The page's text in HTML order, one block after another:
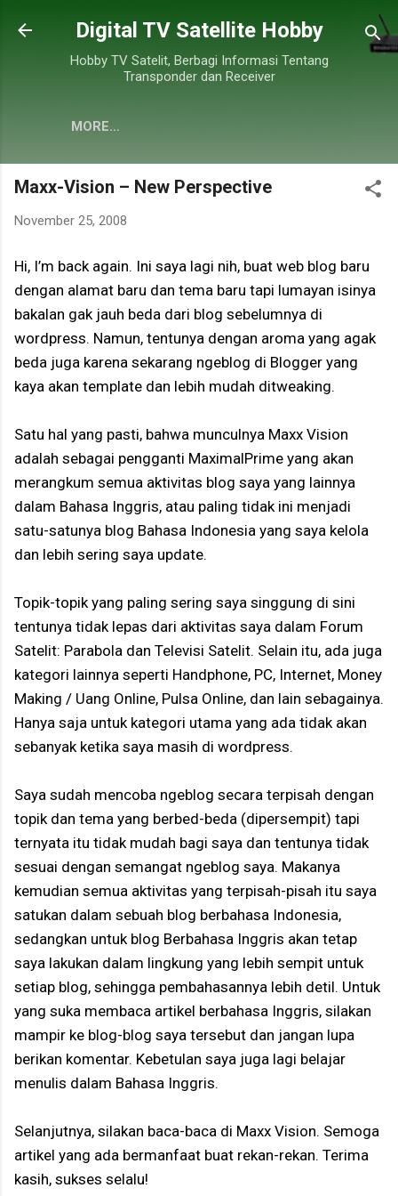
Skip to main content
Digital TV Satellite Hobby
Hobby TV Satelit, Berbagi Informasi Tentang
Transponder dan Receiver
MORE…
Maxx-Vision – New Perspective
November 25, 2008
Hi, I’m back again. Ini saya lagi nih, buat web blog baru
dengan alamat baru dan tema baru tapi lumayan isinya
bakalan gak jauh beda dari blog sebelumnya di
wordpress. Namun, tentunya dengan aroma yang agak
beda juga karena sekarang ngeblog di Blogger yang
kaya akan template dan lebih mudah ditweaking.
Satu hal yang pasti, bahwa munculnya Maxx Vision
adalah sebagai pengganti MaximalPrime yang akan
merangkum semua aktivitas blog saya yang lainnya
dalam Bahasa Inggris, atau paling tidak ini menjadi
satu-satunya blog Bahasa Indonesia yang saya kelola
dan lebih sering saya update.
Topik-topik yang paling sering saya singgung di sini
tentunya tidak lepas dari aktivitas saya dalam Forum
Satelit: Parabola dan Televisi Satelit. Selain itu, ada juga
kategori lainnya seperti Handphone, PC, Internet, Money
Making / Uang Online, Pulsa Online, dan lain sebagainya.
Hanya saja untuk kategori utama yang ada tidak akan
sebanyak ketika saya masih di wordpress.
Saya sudah mencoba ngeblog secara terpisah dengan
topik dan tema yang berbed-beda (dipersempit) tapi
ternyata itu tidak mudah bagi saya dan tentunya tidak
sesuai dengan semangat ngeblog saya. Makanya
kemudian semua aktivitas yang terpisah-pisah itu saya
satukan dalam sebuah blog berbahasa Indonesia,
sedangkan untuk blog Berbahasa Inggris akan tetap
saya lakukan dalam lingkung yang lebih sempit untuk
setiap blog, sehingga pembahasannya lebih detil. Untuk
yang suka membaca artikel berbahasa Inggris, silakan
mampir ke blog-blog saya tersebut dan jangan lupa
berikan komentar. Kebetulan saya juga lagi belajar
menulis dalam Bahasa Inggris.
Selanjutnya, silakan baca-baca di Maxx Vision. Semoga
artikel yang ada bermanfaat buat rekan-rekan. Terima
kasih, sukses selalu!